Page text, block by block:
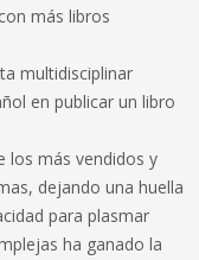
más libros
multidisciplinar
en publicar un libro
los más vendidos y
dejando una huella
para plasmar
ha ganado la